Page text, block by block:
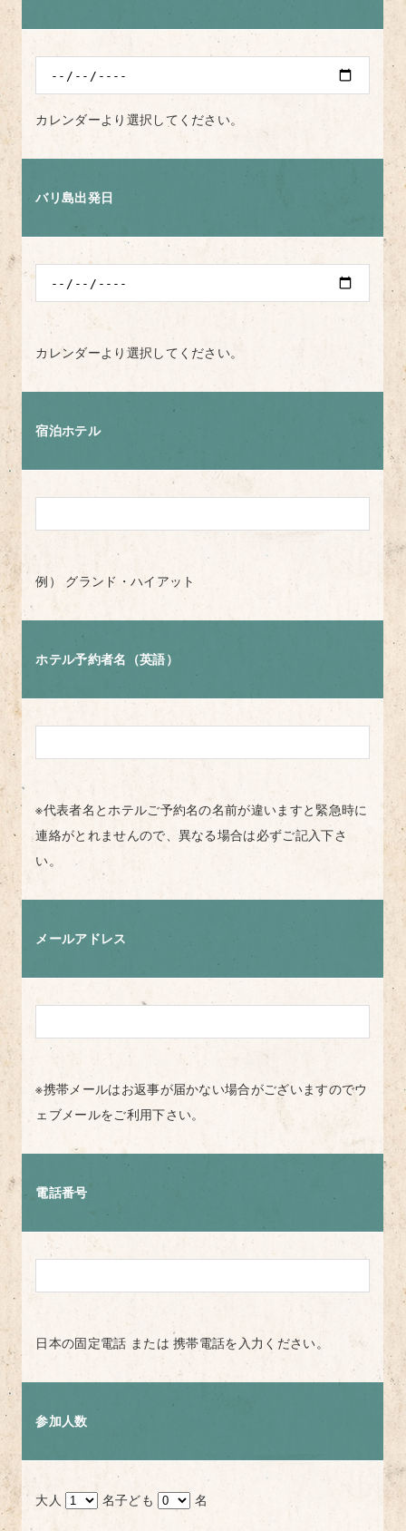
カレンダーより選択してください。
バリ島出発日
カレンダーより選択してください。
宿泊ホテル
例） グランド・ハイアット
ホテル予約者名（英語）
※代表者名とホテルご予約名の名前が違いますと緊急時に
連絡がとれませんので、異なる場合は必ずご記入下さ
い。
メールアドレス
※携帯メールはお返事が届かない場合がございますのでウ
ェブメールをご利用下さい。
電話番号
日本の固定電話 または 携帯電話を入力ください。
参加人数
大人 名子ども 名